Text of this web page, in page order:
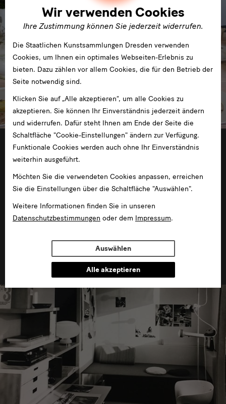
27.04.2024 —03.11.2024
Porzellan zur Artenvielfalt
im Schloss Pillnitz
Wir verwenden Cookies
Ihre Zustimmung können Sie jederzeit widerrufen.
Die Staatlichen Kunstsammlungen Dresden verwenden
Cookies, um Ihnen ein optimales Webseiten-Erlebnis zu
bieten. Dazu zählen vor allem Cookies, die für den Betrieb der
Seite notwendig sind.
Klicken Sie auf „Alle akzeptieren“, um alle Cookies zu
akzeptieren. Sie können Ihr Einverständnis jederzeit ändern
und widerrufen. Dafür steht Ihnen am Ende der Seite die
Schaltfläche "Cookie-Einstellungen" ändern zur Verfügung.
Funktionale Cookies werden auch ohne Ihr Einverständnis
weiterhin ausgeführt.
Möchten Sie die verwendeten Cookies anpassen, erreichen
Sie die Einstellungen über die Schaltfläche "Auswählen".
Weitere Informationen finden Sie in unseren
Datenschutzbestimmungen oder dem Impressum.
Auswählen
Alle akzeptieren